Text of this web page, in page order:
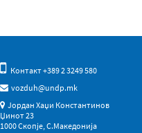
Контакт +389 2 3249 580
vozduh@undp.mk
Јордан Хаџи Константинов
Џинот 23
1000 Скопје, С.Македонија